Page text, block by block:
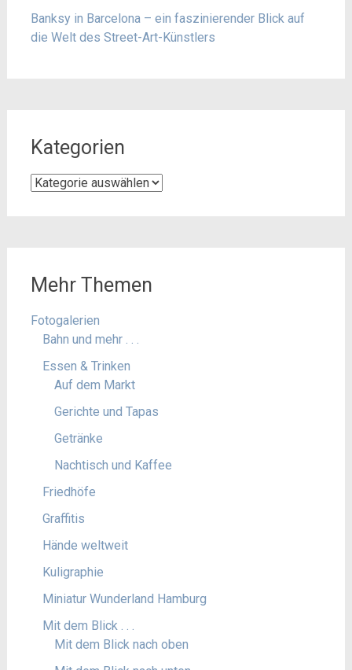
Banksy in Barcelona – ein faszinierender Blick auf
die Welt des Street-Art-Künstlers
Kategorien
Kategorien
Mehr Themen
Fotogalerien
Bahn und mehr . . .
Essen & Trinken
Auf dem Markt
Gerichte und Tapas
Getränke
Nachtisch und Kaffee
Friedhöfe
Graffitis
Hände weltweit
Kuligraphie
Miniatur Wunderland Hamburg
Mit dem Blick . . .
Mit dem Blick nach oben